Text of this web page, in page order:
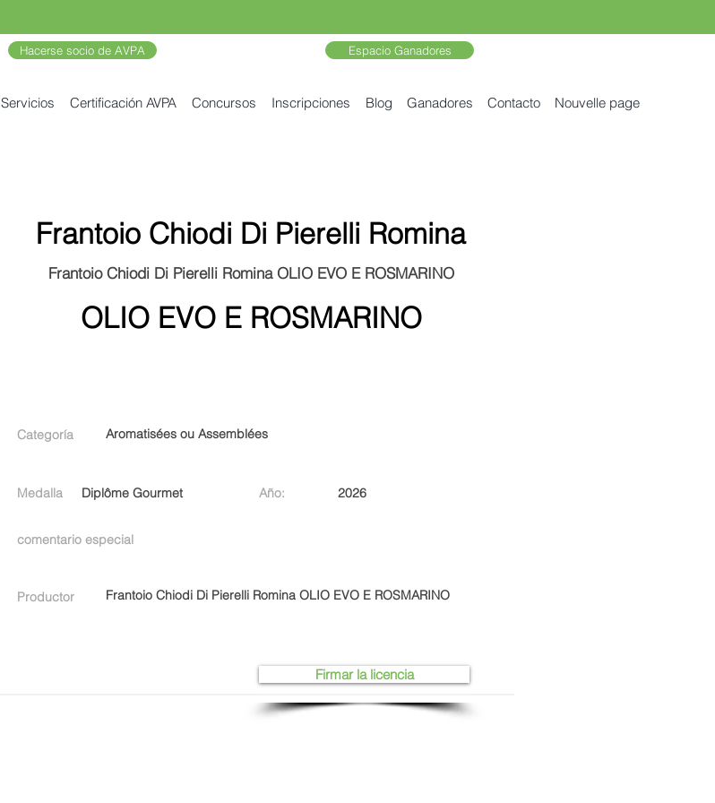
Hacerse socio de AVPA Espacio Ganadores
Servicios Certificación AVPA Concursos Inscripciones Blog Ganadores Contacto Nouvelle page
Frantoio Chiodi Di Pierelli Romina
Frantoio Chiodi Di Pierelli Romina OLIO EVO E ROSMARINO
OLIO EVO E ROSMARINO
Categoría Aromatisées ou Assemblées
Medalla Diplôme Gourmet Año: 2026
comentario especial
Productor Frantoio Chiodi Di Pierelli Romina OLIO EVO E ROSMARINO
Firmar la licencia